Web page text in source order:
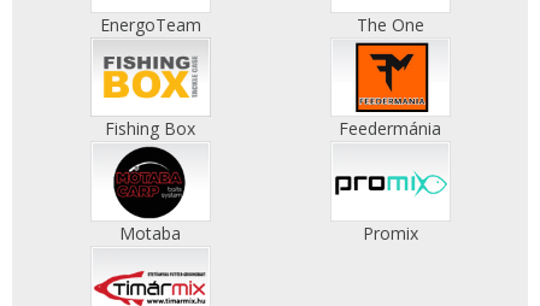
EnergoTeam The One
Fishing Box Feedermánia
Motaba Promix